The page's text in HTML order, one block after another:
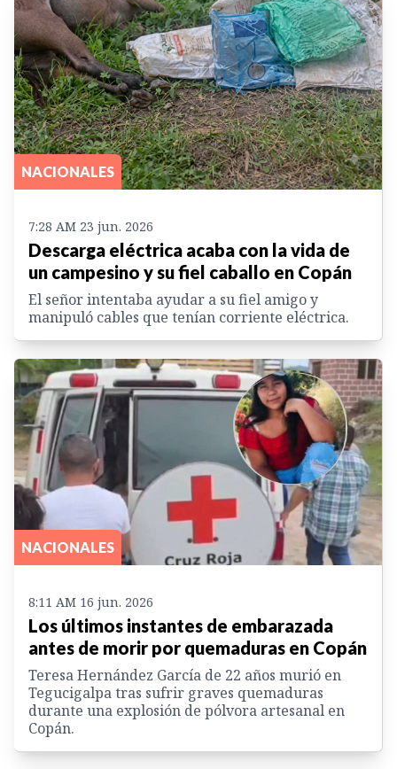
NACIONALES
7:28 AM 23 jun. 2026
Descarga eléctrica acaba con la vida de
un campesino y su fiel caballo en Copán
El señor intentaba ayudar a su fiel amigo y
manipuló cables que tenían corriente eléctrica.
NACIONALES
8:11 AM 16 jun. 2026
Los últimos instantes de embarazada
antes de morir por quemaduras en Copán
Teresa Hernández García de 22 años murió en
Tegucigalpa tras sufrir graves quemaduras
durante una explosión de pólvora artesanal en
Copán.